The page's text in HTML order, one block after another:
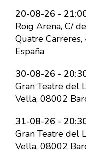
20-08-26 -
Roig Arena, C/
Quatre Carreres,
España
30-08-26 -
Gran Teatre del
Vella, 08002
31-08-26 -
Gran Teatre del
Vella, 08002